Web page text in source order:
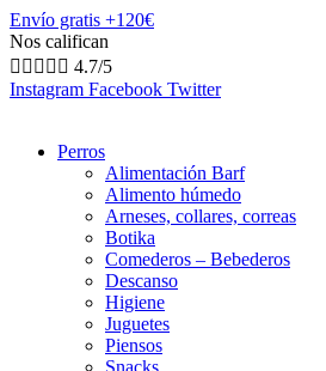
Envío gratis +120€
Nos califican
     4.7/5
Instagram Facebook Twitter
Perros
Alimentación Barf
Alimento húmedo
Arneses, collares, correas
Botika
Comederos – Bebederos
Descanso
Higiene
Juguetes
Piensos
Snacks